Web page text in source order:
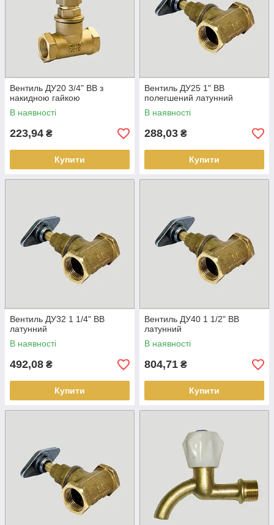
Вентиль ДУ20 3/4" ВВ з
накидною гайкою
В наявності
223,94 ₴
Купити
Вентиль ДУ25 1" ВВ
полегшений латунний
В наявності
288,03 ₴
Купити
Вентиль ДУ32 1 1/4" ВВ
латунний
В наявності
492,08 ₴
Купити
Вентиль ДУ40 1 1/2" ВВ
латунний
В наявності
804,71 ₴
Купити